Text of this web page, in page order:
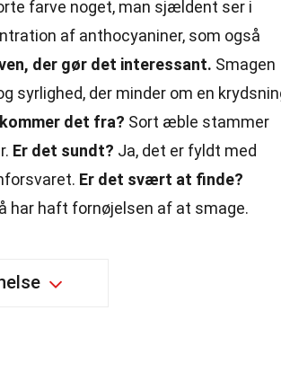
farve noget, man sjældent ser i
af anthocyaniner, som også
der gør det interessant. Smagen
syrlighed, der minder om en
det fra? Sort æble stammer
Er det sundt? Ja, det er fyldt med
Er det svært at finde?
har haft fornøjelsen af at smage.